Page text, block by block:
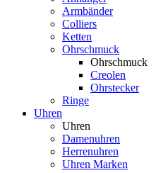
Armbänder
Colliers
Ketten
Ohrschmuck
Ohrschmuck
Creolen
Ohrstecker
Ringe
Uhren
Uhren
Damenuhren
Herrenuhren
Uhren Marken